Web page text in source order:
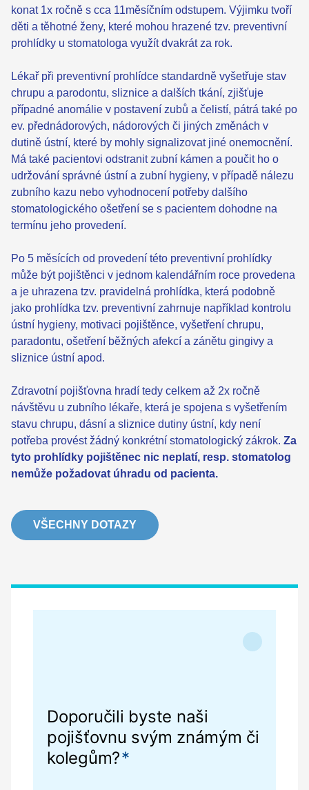
konat 1x ročně s cca 11měsíčním odstupem. Výjimku tvoří
děti a těhotné ženy, které mohou hrazené tzv. preventivní
prohlídky u stomatologa využít dvakrát za rok.
Lékař při preventivní prohlídce standardně vyšetřuje stav
chrupu a parodontu, sliznice a dalších tkání, zjišťuje
případné anomálie v postavení zubů a čelistí, pátrá také po
ev. přednádorových, nádorových či jiných změnách v
dutině ústní, které by mohly signalizovat jiné onemocnění.
Má také pacientovi odstranit zubní kámen a poučit ho o
udržování správné ústní a zubní hygieny, v případě nálezu
zubního kazu nebo vyhodnocení potřeby dalšího
stomatologického ošetření se s pacientem dohodne na
termínu jeho provedení.
Po 5 měsících od provedení této preventivní prohlídky
může být pojištěnci v jednom kalendářním roce provedena
a je uhrazena tzv. pravidelná prohlídka, která podobně
jako prohlídka tzv. preventivní zahrnuje například kontrolu
ústní hygieny, motivaci pojištěnce, vyšetření chrupu,
paradontu, ošetření běžných afekcí a zánětu gingivy a
sliznice ústní apod.
Zdravotní pojišťovna hradí tedy celkem až 2x ročně
návštěvu u zubního lékaře, která je spojena s vyšetřením
stavu chrupu, dásní a sliznice dutiny ústní, kdy není
potřeba provést žádný konkrétní stomatologický zákrok. Za
tyto prohlídky pojištěnec nic neplatí, resp. stomatolog
nemůže požadovat úhradu od pacienta.
VŠECHNY DOTAZY